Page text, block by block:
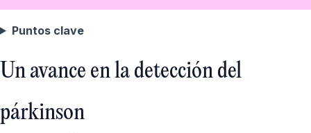
Puntos clave
Un avance en la detección del
párkinson